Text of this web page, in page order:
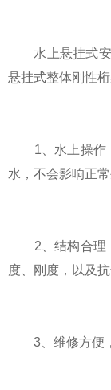
水上悬挂式安
悬挂式整体刚性
1、水上操作，
水，不会影响正
2、结构合理，
度、刚度，以及
3、维修方便，